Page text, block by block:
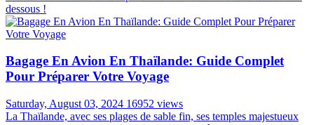
Dans ce guide, nous explorerons comment s'habiller
confortablement, respectueusement et avec style pendant votre
aventure thaïlandaise, vous assurant d'être bien préparé pour chaque
Voyager Au Vietnam: La Meilleur Période Et Les
Informations Utiles